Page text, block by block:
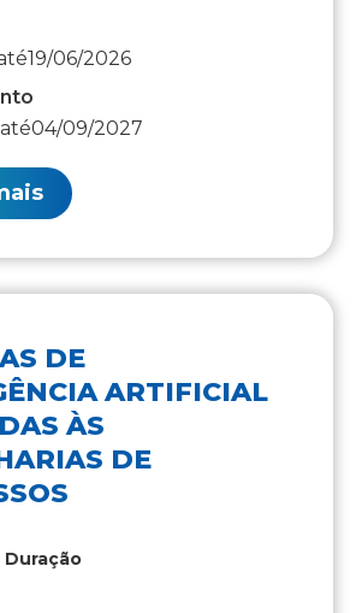
19/06/2026
até04/09/2027
DE
ARTIFICIAL
ÀS
DE